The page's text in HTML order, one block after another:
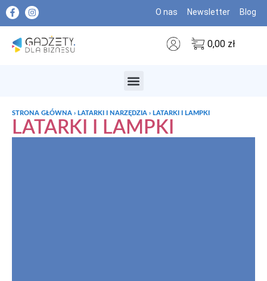
O nas Newsletter Blog
0,00 zł
STRONA GŁÓWNA › LATARKI I NARZĘDZIA › LATARKI I LAMPKI
LATARKI I LAMPKI